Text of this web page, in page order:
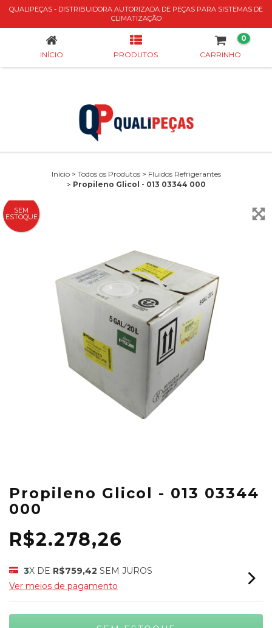
QUALIPEÇAS - DISTRIBUIDORA AUTORIZADA DE PEÇAS PARA SISTEMAS DE
CLIMATIZAÇÃO
PROPILENO GLICOL - 013 03344 000
INÍCIO PRODUTOS CARRINHO
0
Início > Todos os Produtos > Fluidos Refrigerantes
> Propileno Glicol - 013 03344 000
SEM
ESTOQUE
Propileno Glicol - 013 03344
000
R$2.278,26
3X DE R$759,42 SEM JUROS
Ver meios de pagamento